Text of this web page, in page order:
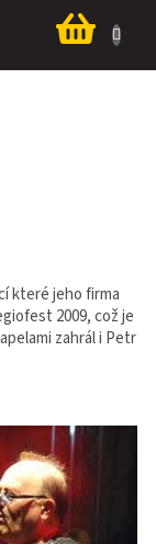
košík
které jeho firma
2009, což je
zahrál i Petr